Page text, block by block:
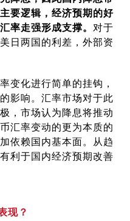
要逻辑，经济预期的好
率走强形成支撑。对于
日两国的利差，外部资
变化进行简单的挂钩，
影响。汇率市场对于此
，市场认为降息将推动
汇率变动的更为本质的
依赖国内基本面。从趋
利于国内经济预期改善
现？